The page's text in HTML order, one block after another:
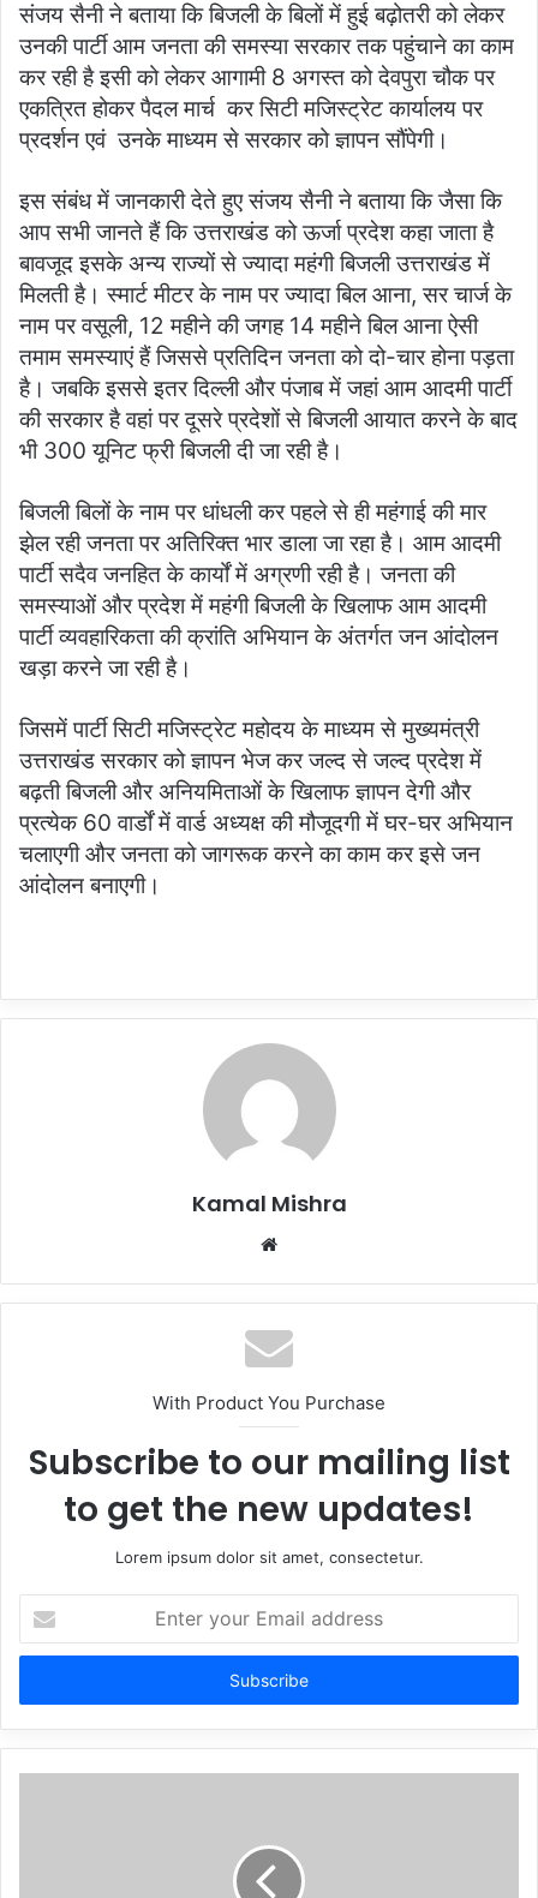
संजय सैनी ने बताया कि बिजली के बिलों में हुई बढ़ोतरी को लेकर
उनकी पार्टी आम जनता की समस्या सरकार तक पहुंचाने का काम
कर रही है इसी को लेकर आगामी 8 अगस्त को देवपुरा चौक पर
एकत्रित होकर पैदल मार्च कर सिटी मजिस्ट्रेट कार्यालय पर
प्रदर्शन एवं उनके माध्यम से सरकार को ज्ञापन सौंपेगी।
इस संबंध में जानकारी देते हुए संजय सैनी ने बताया कि जैसा कि
आप सभी जानते हैं कि उत्तराखंड को ऊर्जा प्रदेश कहा जाता है
बावजूद इसके अन्य राज्यों से ज्यादा महंगी बिजली उत्तराखंड में
मिलती है। स्मार्ट मीटर के नाम पर ज्यादा बिल आना, सर चार्ज के
नाम पर वसूली, 12 महीने की जगह 14 महीने बिल आना ऐसी
तमाम समस्याएं हैं जिससे प्रतिदिन जनता को दो-चार होना पड़ता
है। जबकि इससे इतर दिल्ली और पंजाब में जहां आम आदमी पार्टी
की सरकार है वहां पर दूसरे प्रदेशों से बिजली आयात करने के बाद
भी 300 यूनिट फ्री बिजली दी जा रही है।
बिजली बिलों के नाम पर धांधली कर पहले से ही महंगाई की मार
झेल रही जनता पर अतिरिक्त भार डाला जा रहा है। आम आदमी
पार्टी सदैव जनहित के कार्यों में अग्रणी रही है। जनता की
समस्याओं और प्रदेश में महंगी बिजली के खिलाफ आम आदमी
पार्टी व्यवहारिकता की क्रांति अभियान के अंतर्गत जन आंदोलन
खड़ा करने जा रही है।
जिसमें पार्टी सिटी मजिस्ट्रेट महोदय के माध्यम से मुख्यमंत्री
उत्तराखंड सरकार को ज्ञापन भेज कर जल्द से जल्द प्रदेश में
बढ़ती बिजली और अनियमिताओं के खिलाफ ज्ञापन देगी और
प्रत्येक 60 वार्डों में वार्ड अध्यक्ष की मौजूदगी में घर-घर अभियान
चलाएगी और जनता को जागरूक करने का काम कर इसे जन
आंदोलन बनाएगी।
Kamal Mishra
Website
With Product You Purchase
Subscribe to our mailing list
to get the new updates!
Lorem ipsum dolor sit amet, consectetur.
your
Email